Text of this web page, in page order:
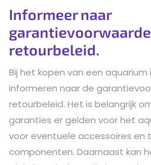
Informeer naar
retourbeleid.
Bij het kopen van een
informeren naar de
retourbeleid. Het is belangrijk
garanties er gelden voor het
voor eventuele accessoires en
componenten. Daarnaast kan